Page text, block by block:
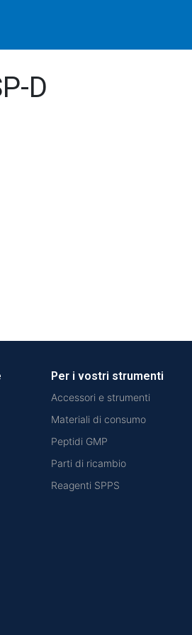
D
Per i vostri strumenti
Accessori e strumenti
Materiali di consumo
Peptidi GMP
Parti di ricambio
Reagenti SPPS